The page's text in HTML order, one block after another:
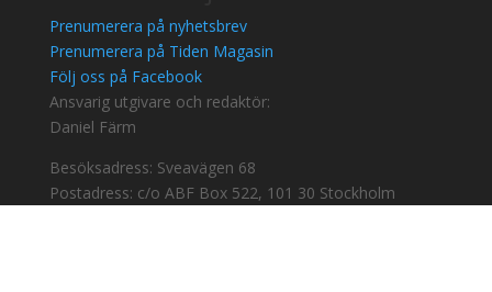
Prenumerera på nyhetsbrev
Prenumerera på Tiden Magasin
Följ oss på Facebook
Ansvarig utgivare och redaktör:
Daniel Färm
Besöksadress: Sveavägen 68
Postadress: c/o ABF Box 522, 101 30 Stockholm